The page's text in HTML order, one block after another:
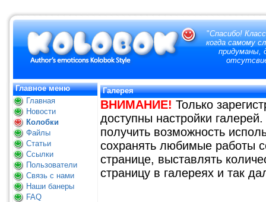
"Спасибо!
когда самому
придуманы,
Главное меню
Главная
Новости
Колобки
Файлы
Статьи
Ссылки
Пользователи
Связь с нами
Наши банеры
FAQ
Галерея
ВНИМАНИЕ! Только
доступны настройки
получить возможность
сохранять любимые работы
странице, выставлять
страницу в галереях и так